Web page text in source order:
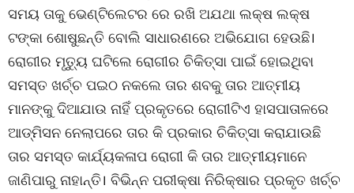
ସମୟ ତାକୁ ଭେଣ୍ଟିଲେଟର ରେ ରଖି ଅଯଥା ଲକ୍ଷ ଲକ୍ଷ
ଟଙ୍କା ଶୋଷୁଛନ୍ତି ବୋଲି ସାଧାରଣରେ ଅଭିଯୋଗ ହେଉଛି।
ରୋଗୀର ମୃତ୍ୟୁ ଘଟିଲେ ରୋଗୀର ଚିକିତ୍ସା ପାଇଁ ହୋଇଥିବା
ସମସ୍ତ ଖର୍ଚ୍ଚ ପଇଠ ନକଲେ ତାର ଶବକୁ ତାର ଆତ୍ମୀୟ
ମାନଙ୍କୁ ଦିଆଯାଉ ନାହିଁ ପ୍ରକୃତରେ ରୋଗୀଟିଏ ହାସପାତାଳରେ
ଆଡ୍ମିସନ ନେଲାପରେ ତାର କି ପ୍ରକାର ଚିକିତ୍ସା କରାଯାଉଛି
ତାର ସମସ୍ତ କାର୍ଯ୍ୟକଳାପ ରୋଗୀ କି ତାର ଆତ୍ମୀୟମାନେ
ଜାଣିପାରୁ ନାହାନ୍ତି। ବିଭିନ୍ନ ପରୀକ୍ଷା ନିରିକ୍ଷାର ପ୍ରକୃତ ଖର୍ଚ୍ଚ